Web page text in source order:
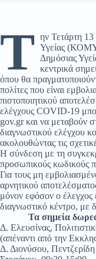
Τ ην Τετάρτη
Υγείας
Δημόσιας
κεντρικά
όπου θα
πολίτες που είναι
πιστοποιητικού
ελέγχους COVID-19
gov.gr και να μεταβούν
διαγνωστικού ελέγχου
ακολουθώντας τις
Η σύνδεση με τη
προσωπικούς κωδικούς
Για τους μη
αρνητικού
μόνον εφόσον ο έλεγχος
διαγνωστικό κέντρο, με
Τα σημεία δωρεάν
Δ. Ελευσίνας,
(απέναντι από την
Δ. Διονύσου, Πεντζερίδη